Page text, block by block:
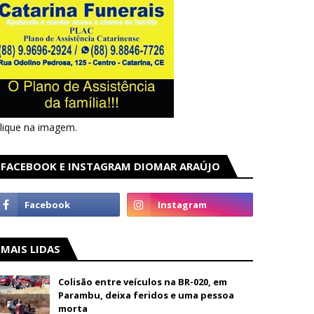
na imagem.
FACEBOOK E INSTAGRAM DIOMAR ARAÚJO
MAIS LIDAS
Colisão entre veículos na BR-020, em
Parambu, deixa feridos e uma pessoa
morta